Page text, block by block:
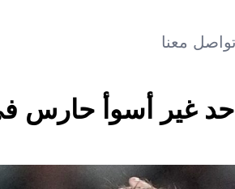
تواصل معنا
أحد غير أسوأ حارس